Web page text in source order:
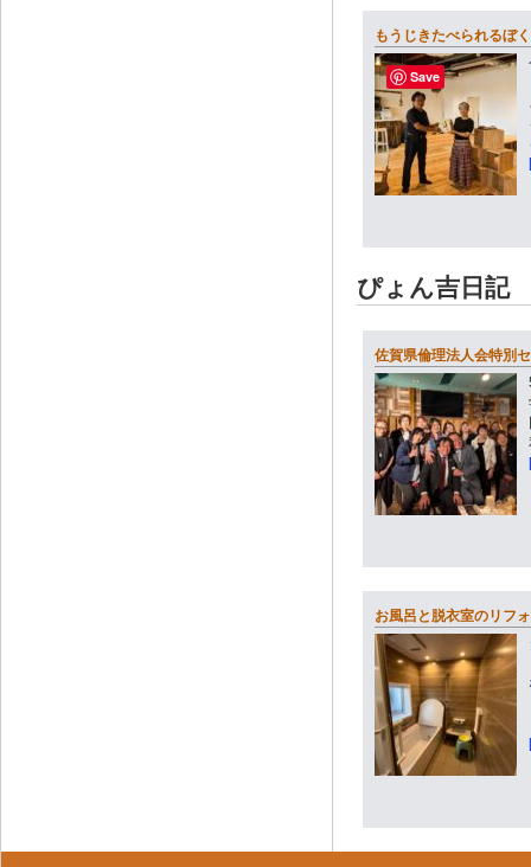
もうじきたべられるぼ
ぴょん吉日記
佐賀県倫理法人会特別
お風呂と脱衣室のリフ
Save